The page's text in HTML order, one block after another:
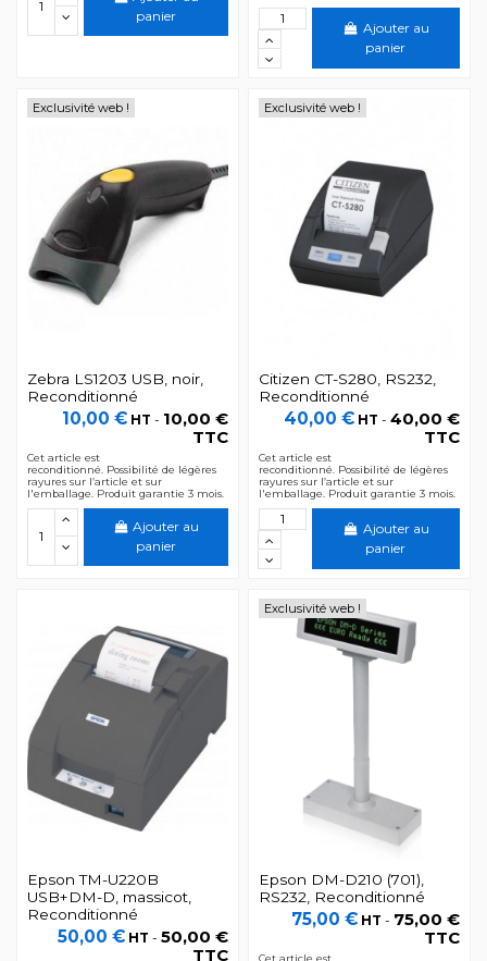
panier
Ajouter au
panier
Exclusivité web !
Zebra LS1203 USB, noir,
Reconditionné
10,00 € HT - 10,00 €
TTC
Cet article est
reconditionné. Possibilité de légères
rayures sur l’article et sur
l'emballage. Produit garantie 3 mois.
Ajouter au
panier
Exclusivité web !
Citizen CT-S280, RS232,
Reconditionné
40,00 € HT -40,00 €
TTC
Cet article est
reconditionné. Possibilité de légères
rayures sur l’article et sur
l'emballage. Produit garantie 3 mois.
Ajouter au
panier
Epson TM-U220B
USB+DM-D, massicot,
Reconditionné
50,00 € HT -50,00 €
TTC
Exclusivité web !
Epson DM-D210 (701),
RS232, Reconditionné
75,00 € HT - 75,00 €
TTC